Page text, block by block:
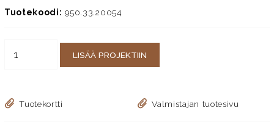
Tuotekoodi: 950.33.20054
LISÄÄ PROJEKTIIN
Tuotekortti Valmistajan tuotesivu